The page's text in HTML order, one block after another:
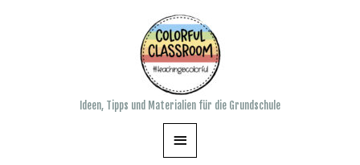
Ideen, Tipps und Materialien für die Grundschule